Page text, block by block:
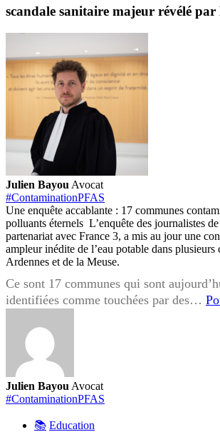
scandale sanitaire majeur révélé par
Julien Bayou Avocat
#ContaminationPFAS
Une enquête accablante : 17 communes
polluants éternels L’enquête des journalistes
partenariat avec France 3, a mis au jour une
ampleur inédite de l’eau potable dans plusieurs
Ardennes et de la Meuse.
Ce sont 17 communes qui sont
identifiées comme touchées par des…
Julien Bayou Avocat
#ContaminationPFAS
📚 Education